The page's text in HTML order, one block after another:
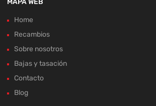
Sobre nosotros
Bajas y tasación
Contacto
Blog